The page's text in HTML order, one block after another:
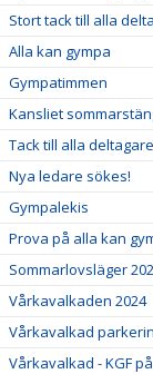
Stort tack till alla
Alla kan gympa
Gympatimmen
Kansliet
Tack till alla
Nya ledare sökes!
Gympalekis
Prova på alla kan
Sommarlovsläger
Vårkavalkaden 2024
Vårkavalkad
Vårkavalkad - KGF